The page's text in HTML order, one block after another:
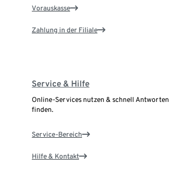
Vorauskasse
Zahlung in der Filiale
Service & Hilfe
Online-Services nutzen & schnell Antworten
finden.
Service-Bereich
Hilfe & Kontakt